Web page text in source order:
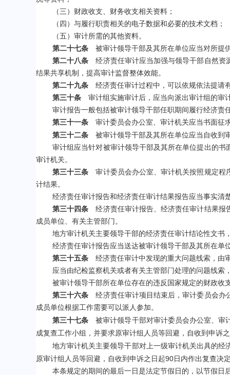
（三）财政收支、财务收支相关资料；
（四）与履行职责相关的电子数据和必要的技术文档；
（五）审计所需的其他资料。
第二十七条 被审计领导干部及其所在单位应当对所提
第二十八条 经济责任审计应当加强与领导干部自然资
结果共享机制，提高审计监督整体效能。
第二十九条 经济责任审计过程中，可以依规依法提请
第三十条 审计组实施审计后，应当向派出审计组的审
审计报告一般包括被审计领导干部任职期间履行经济
第三十一条 审计委员会办公室、审计机关应当书面征
第三十二条 被审计领导干部及其所在单位应当自收到
审计组应当针对被审计领导干部及其所在单位提出的
审计机关。
第三十三条 审计委员会办公室、审计机关按照规定程
计结果。
经济责任审计报告和经济责任审计结果报告应当事实
第三十四条 经济责任审计报告、经济责任审计结果报
成员单位、有关主管部门。
地方审计机关主要领导干部的经济责任审计结论性文
经济责任审计报告应当送达被审计领导干部及其所在单
第三十五条 经济责任审计中发现的重大问题线索，由
应当由纪检监察机关或者有关主管部门处理的问题线索
被审计领导干部所在单位存在的违反国家规定的财政
第三十六条 经济责任审计项目结束后，审计委员会办
成员单位根据工作需要可以派人参加。
第三十七条 被审计领导干部对审计委员会办公室、审
成复查工作小组，并要求原审计组人员等回避，自收到申诉
地方审计机关主要领导干部对上一级审计机关出具的
原审计组人员等回避，自收到申诉之日起90 日内作出复查决
本条规定的期间的最后一日是法定节假日的，以节假日